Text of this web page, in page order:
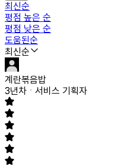
최신순
평점 높은 순
평점 낮은 순
도움된순
최신순
계란볶음밥
3년차
서비스 기획자